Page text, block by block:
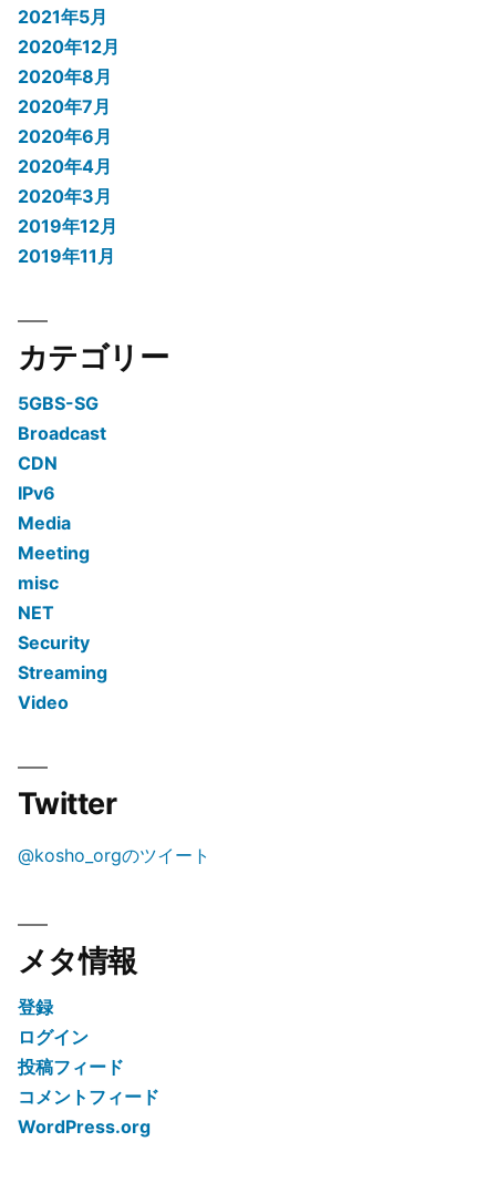
2021年5月
2020年12月
2020年8月
2020年7月
2020年6月
2020年4月
2020年3月
2019年12月
2019年11月
カテゴリー
5GBS-SG
Broadcast
CDN
IPv6
Media
Meeting
misc
NET
Security
Streaming
Video
Twitter
@kosho_orgのツイート
メタ情報
登録
ログイン
投稿フィード
コメントフィード
WordPress.org